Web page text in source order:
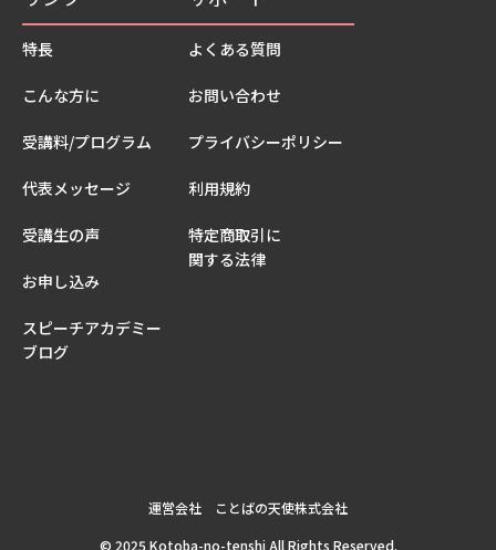
特長
こんな方に
受講料/プログラム
代表メッセージ
受講生の声
お申し込み
スピーチアカデミー
ブログ
よくある質問
お問い合わせ
プライバシーポリシー
利用規約
特定商取引に
関する法律
運営会社 ことばの天使株式会社
© 2025 Kotoba-no-tenshi All Rights Reserved.